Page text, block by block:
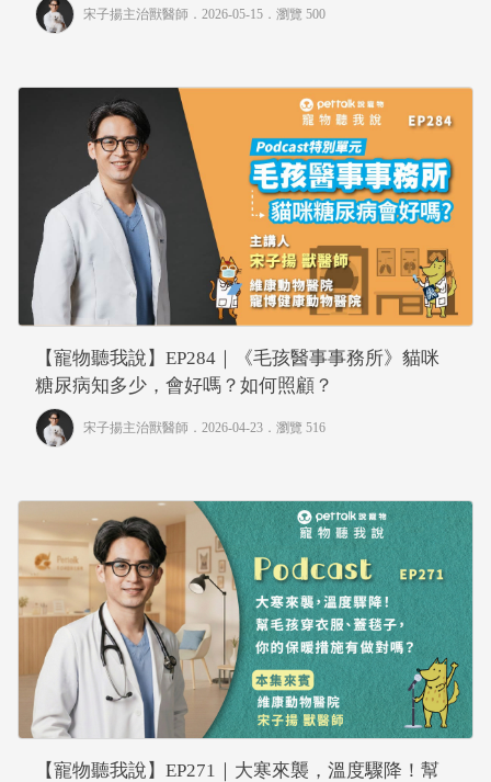
宋子揚主治獸醫師 ．2026-05-15． 瀏覽 500
【寵物聽我說】EP284｜《毛孩醫事事務所》貓咪
糖尿病知多少，會好嗎？如何照顧？
宋子揚主治獸醫師 ．2026-04-23． 瀏覽 516
【寵物聽我說】EP271｜大寒來襲，溫度驟降！幫